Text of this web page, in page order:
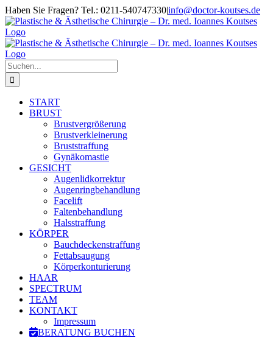
Zum
Inhalt
springen
Haben Sie Fragen? Tel.: 0211-540747330|info@doctor-koutses.de
Facebook
Instagram
Suche
nach:
START
BRUST
Brustvergrößerung
Brustverkleinerung
Bruststraffung
Gynäkomastie
GESICHT
Augenlidkorrektur
Augenringbehandlung
Facelift
Faltenbehandlung
Halsstraffung
KÖRPER
Bauchdeckenstraffung
Fettabsaugung
Körperkonturierung
HAAR
SPECTRUM
TEAM
KONTAKT
Impressum
BERATUNG BUCHEN